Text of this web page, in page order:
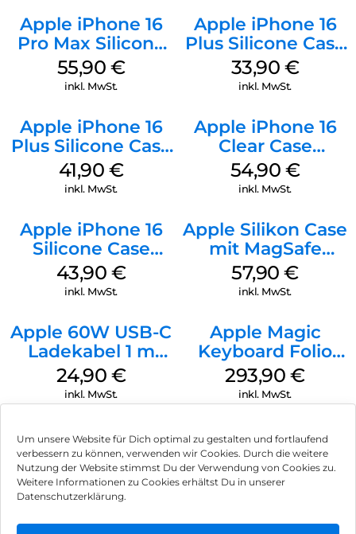
Um unsere Website für Dich optimal zu gestalten und fortlaufend
verbessern zu können, verwenden wir Cookies. Durch die weitere
Nutzung der Website stimmst Du der Verwendung von Cookies zu.
Weitere Informationen zu Cookies erhältst Du in unserer
Datenschutzerklärung.
Apple iPhone 16
Pro Max Silicone
Case MagSafe
Stone Gray
55,90 €
inkl. MwSt.
Apple iPhone 16
Plus Silicone Case
MagSafe Lake
Green
33,90 €
inkl. MwSt.
Apple iPhone 16
Plus Silicone Case
MagSafe Stone
Gray
41,90 €
inkl. MwSt.
Apple iPhone 16
Clear Case
MagSafe
Transparent
54,90 €
inkl. MwSt.
Apple iPhone 16
Silicone Case
MagSafe Plum
43,90 €
inkl. MwSt.
Apple Silikon Case
mit MagSafe
iPhone 14 Pro
(PRODUCT)RED
57,90€
inkl. MwSt.
Apple 60W USB-C
Ladekabel 1 m
Weiß
24,90 €
inkl. MwSt.
Apple Magic
Keyboard Folio
iPad 10.9″ (10.Gen.)
Weiß
293,90€
inkl. MwSt.
Impressum